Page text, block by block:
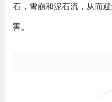
石，雪崩和泥石流，从而
害。